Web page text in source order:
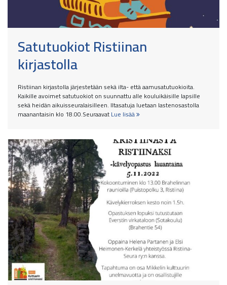
Satutuokiot Ristiinan
kirjastolla
Ristiinan kirjastolla järjestetään sekä ilta- että aamusatutuokioita.
Kaikille avoimet satutuokiot on suunnattu alle kouluikäisille lapsille
sekä heidän aikuisseuralaisilleen. Iltasatuja luetaan lastenosastolla
maanantaisin klo 18.00.SeuraavatLue lisää